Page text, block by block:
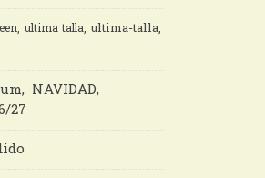
ultima talla ultima-talla
NAVIDAD
27